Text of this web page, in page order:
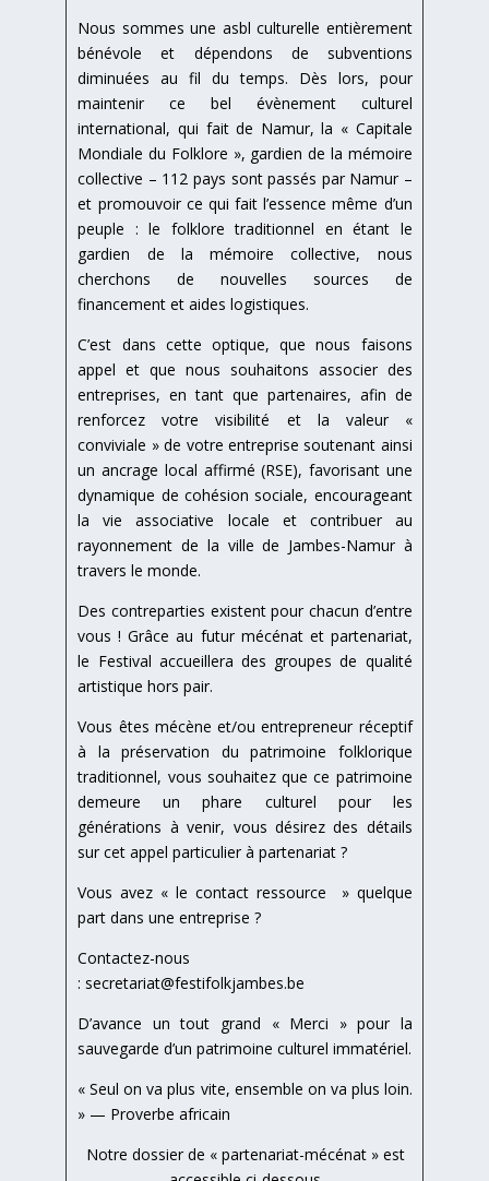
Nous sommes une asbl culturelle entièrement
bénévole et dépendons de subventions
diminuées au fil du temps. Dès lors, pour
maintenir ce bel évènement culturel
international, qui fait de Namur, la « Capitale
Mondiale du Folklore », gardien de la mémoire
collective – 112 pays sont passés par Namur –
et promouvoir ce qui fait l’essence même d’un
peuple : le folklore traditionnel en étant le
gardien de la mémoire collective, nous
cherchons de nouvelles sources de
financement et aides logistiques.
C’est dans cette optique, que nous faisons
appel et que nous souhaitons associer des
entreprises, en tant que partenaires, afin de
renforcez votre visibilité et la valeur «
conviviale » de votre entreprise soutenant ainsi
un ancrage local affirmé (RSE), favorisant une
dynamique de cohésion sociale, encourageant
la vie associative locale et contribuer au
rayonnement de la ville de Jambes-Namur à
travers le monde.
Des contreparties existent pour chacun d’entre
vous ! Grâce au futur mécénat et partenariat,
le Festival accueillera des groupes de qualité
artistique hors pair.
Vous êtes mécène et/ou entrepreneur réceptif
à la préservation du patrimoine folklorique
traditionnel, vous souhaitez que ce patrimoine
demeure un phare culturel pour les
générations à venir, vous désirez des détails
sur cet appel particulier à partenariat ?
Vous avez « le contact ressource » quelque
part dans une entreprise ?
Contactez-nous
: secretariat@festifolkjambes.be
D’avance un tout grand « Merci » pour la
sauvegarde d’un patrimoine culturel immatériel.
« Seul on va plus vite, ensemble on va plus loin.
» — Proverbe africain
Notre dossier de « partenariat-mécénat » est